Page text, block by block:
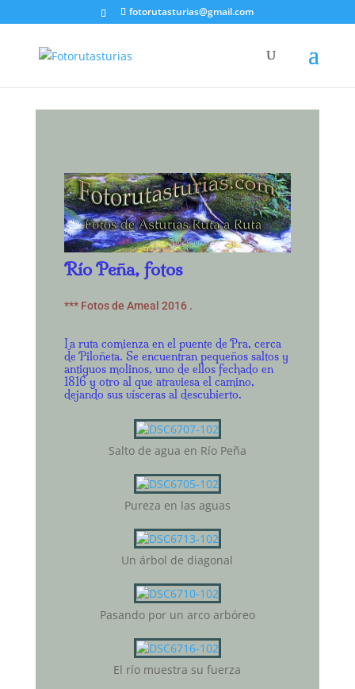
fotorutasturias@gmail.com
Río Peña, fotos
*** Fotos de Ameal 2016 .
La ruta comienza en el puente de Pra, cerca
de Piloñeta. Se encuentran pequeños saltos y
antiguos molinos, uno de ellos fechado en
1816 y otro al que atraviesa el camino,
dejando sus vísceras al descubierto.
Salto de agua en Río Peña
Pureza en las aguas
Un árbol de diagonal
Pasando por un arco arbóreo
El río muestra su fuerza